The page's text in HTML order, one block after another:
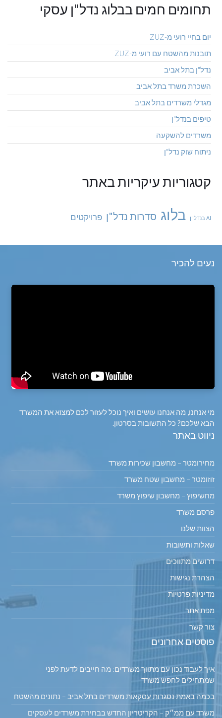
תחומים חמים בבלוג נדל"ן עסקי
יום בחיי רועי מ-ZUZ
תובנות מהשטח עם רועי מ-ZUZ
נדל"ן בתל אביב
השכרת משרד בתל אביב
מגדלי משרדים בתל אביב
טיפים בנדל"ן
משרדים להשקעה
ניתוח שוק נדל"ן
קטגוריות עיקריות באתר
AI בנדל"ן בלוג סדרות נדל"ן פרויקטים
נעים להכיר
מי אנחנו, מה אנחנו עושים ואיך נוכל לעזור לכם למצוא את המשרד
הבא שלכם? כל התשובות בסרטון.
ניווט באתר
מחירומטר – מחשבון שכירות משרד
זוזומטר – מחשבון שטח משרד
מחשיפוץ – מחשבון שיפוץ משרד
פרסם משרד
הצוות שלנו
שאלות ותשובות
דרושים מתווכים
הצהרת נגישות
מדיניות פרטיות
מפת אתר
צור קשר
פוסטים אחרונים
איך לעבוד נכון עם מתווך משרדים: מה חייבים לדעת לפני
שמתחילים לחפש משרד
בכמה באמת נסגרות עסקאות משרדים בתל אביב – נתונים מהשטח
משרד עם ממ״ק – הקריטריון החדש בבחירת משרדים לעסקים